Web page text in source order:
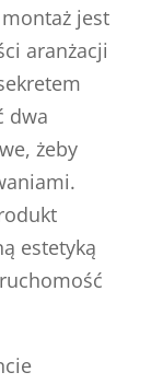
jest
aranżacji
dwa
żeby
estetyką